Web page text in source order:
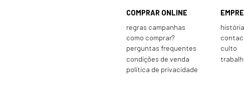
COMPRAR ONLINE
regras campanhas
como comprar?
perguntas frequentes
condições de venda
política de privacidade
história
culto